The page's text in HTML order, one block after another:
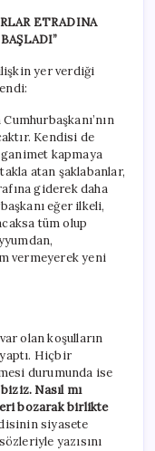
ETRADINA
yer verdiği
Kendisi de
kapmaya
atan şaklabanlar,
giderek daha
eğer ilkeli,
tüm olup
vermeyerek yeni
olan koşulların
Hiçbir
durumunda ise
Nasıl mı
bozarak birlikte
siyasete
sözleriyle yazısını